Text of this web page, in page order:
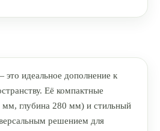
идеальное дополнение к
Её компактные
глубина 280 мм) и стильный
решением для